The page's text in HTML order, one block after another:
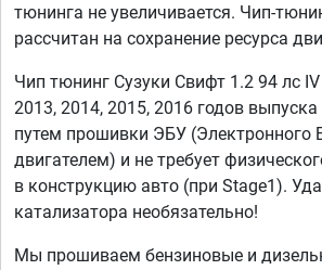
тюнинга не увеличивается. Чип-
рассчитан на сохранение ресурса
Чип тюнинг Сузуки Свифт 1.2 94 лс
2013, 2014, 2015, 2016 годов выпуска
путем прошивки ЭБУ (Электронного
двигателем) и не требует
в конструкцию авто (при Stage1).
катализатора необязательно!
Мы прошиваем бензиновые и